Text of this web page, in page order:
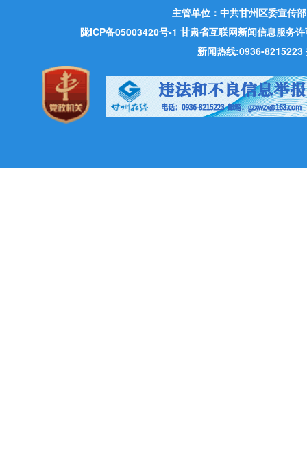
主管单位：中共甘州区委宣传
陇ICP备05003420号-1 甘肃省互联网新闻信息服务
新闻热线:0936-8215223